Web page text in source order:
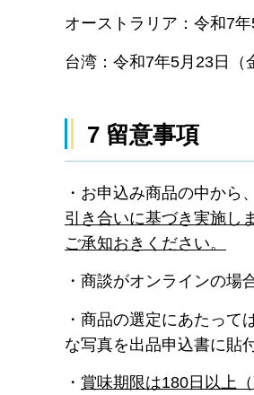
オーストラリア：令和7年
台湾：令和7年5月23日（
7 留意事項
・お申込み商品の中から
引き合いに基づき実施し
ご承知おきください。
・商談がオンラインの場
・商品の選定にあたっては
な写真を出品申込書に貼
・ 賞味期限は180日以上